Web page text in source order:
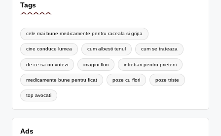
Tags
cele mai bune medicamente pentru raceala si gripa
cine conduce lumea cum albesti tenul cum se trateaza
de ce sa nu votezi imagini flori intrebari pentru prieteni
medicamente bune pentru ficat poze cu flori poze triste
top avocati
Ads